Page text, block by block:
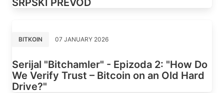
SRPSKI PREVOD
BITKOIN 07 JANUARY 2026
Serijal "Bitchamler" - Epizoda 2: "How Do
We Verify Trust – Bitcoin on an Old Hard
Drive?"